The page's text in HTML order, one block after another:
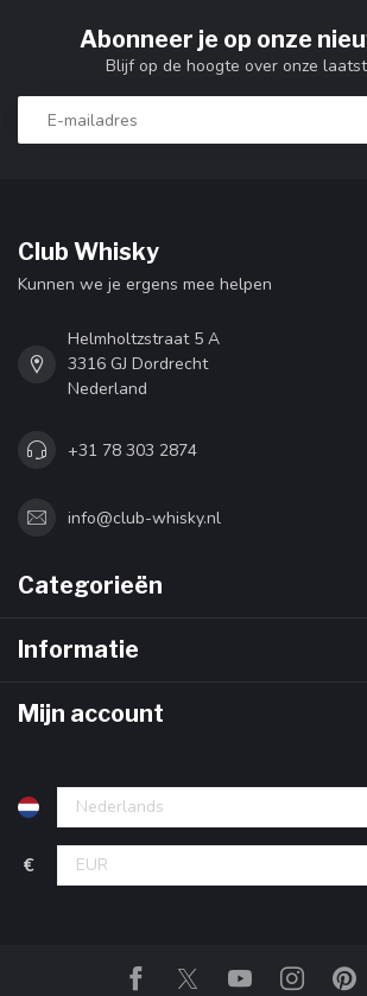
Abonneer je op onze
Blijf op de hoogte over onze
Club Whisky
Kunnen we je ergens mee helpen
Helmholtzstraat 5 A
3316 GJ Dordrecht
Nederland
+31 78 303 2874
info@club-whisky.nl
Categorieën
Informatie
Mijn account
€